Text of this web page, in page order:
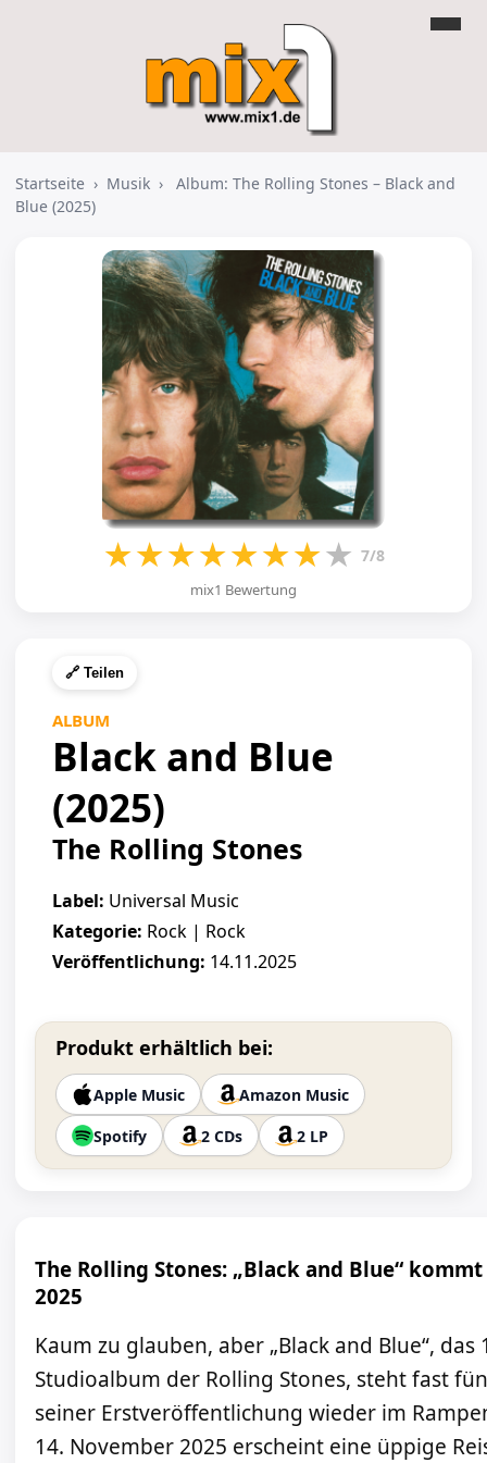
Startseite › Musik ›
Album: The Rolling Stones – Black and
Blue (2025)
★★★★★★★★ 7/8
mix1 Bewertung
🔗 Teilen
ALBUM
Black and Blue
(2025)
The Rolling Stones
Label: Universal Music
Kategorie: Rock | Rock
Veröffentlichung: 14.11.2025
Produkt erhältlich bei:
Apple Music
Amazon Music
Spotify
2 CDs 2 LP
The Rolling Stones: „Black and Blue“
2025
Kaum zu glauben, aber „Black and Blue“, das
Studioalbum der Rolling Stones, steht fast
seiner Erstveröffentlichung wieder im
14. November 2025 erscheint eine üppige